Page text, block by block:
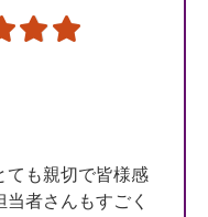
ても親切で皆様感
者さんもすごく